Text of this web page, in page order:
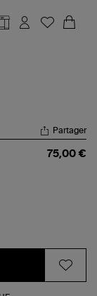
Partager
75,00 €